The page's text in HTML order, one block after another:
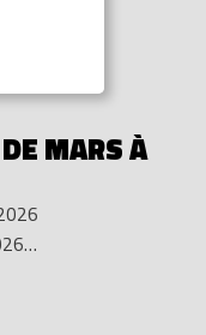
MARS À